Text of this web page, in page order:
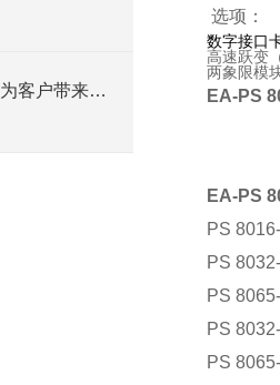
台式直流可编程电源为客户带来很大的方便
选项：
数字接口
高速跃变
两象限模
EA-PS
EA-PS
PS
PS
PS
PS
PS